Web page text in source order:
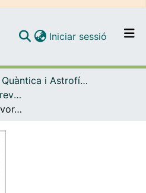
Navega per tot el DD
Contacte
Iniciar sessió (current)
Física Quàntica i Astrofísica
Articles publicats en revistes (Física Quàntica i Astrofísica)
Direct CP, Lepton Flavor, and Isospin Asymmetries in the Decays B→K(*)l+l−